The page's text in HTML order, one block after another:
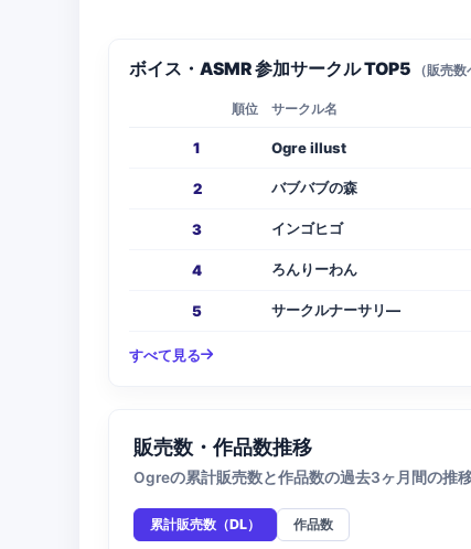
ボイス・ASMR 参加サークル TOP5 （販売数
順位 サークル名
1 Ogre illust
2 バブバブの森
3 インゴヒゴ
4 ろんりーわん
5 サークルナーサリ―
すべて見る
販売数・作品数推移
Ogreの累計販売数と作品数の過去3ヶ月間の推移
累計販売数（DL） 作品数